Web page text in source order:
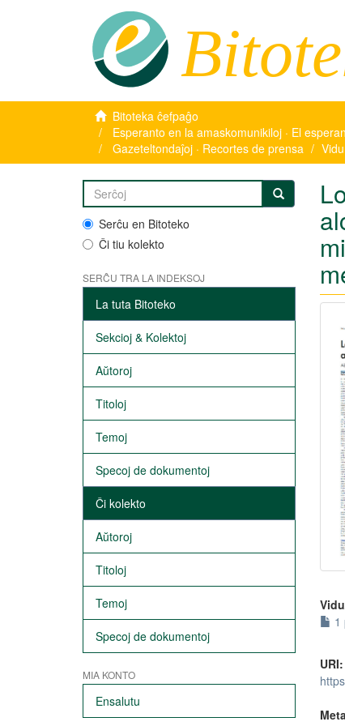
Bitoteka ĉefpaĝo
Esperanto en la amaskomunikiloj · El
Gazeteltondaĵoj · Recortes de prensa
Serĉu en Bitoteko
Ĉi tiu kolekto
SERĈU TRA LA INDEKSOJ
La tuta Bitoteko
Sekcioj & Kolektoj
Aŭtoroj
Titoloj
Temoj
Specoj de dokumentoj
Ĉi kolekto
Aŭtoroj
Titoloj
Temoj
Specoj de dokumentoj
MIA KONTO
Ensalutu
1
URI: